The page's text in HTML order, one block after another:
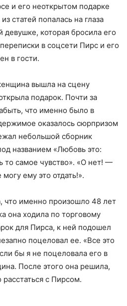
и его неоткрытом подарке
статей попалась на глаза
которая бросила его
в соцсети Пирс и его
в гости.
вышла на сцену
подарок. Почти за
что именно было в
оказалось сюрпризом
небольшой сборник
названием «Любовь это:
то самое чувство». «О нет! —
ему это отдать!».
что именно произошло 48 лет
она ходила по торговому
для Пирса, к ней подошел
поцеловал ее. «Все это
бы я не поцеловала его в
После этого она решила,
с Пирсом.